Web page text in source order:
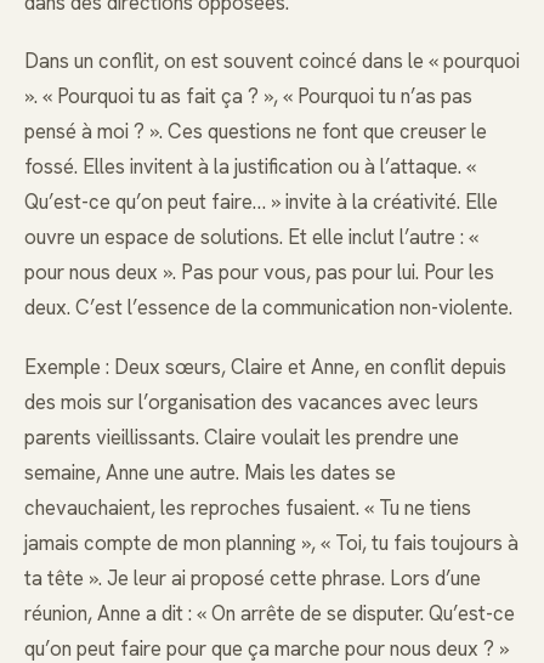
Dans un conflit, on est souvent coincé dans le « pourquoi
». « Pourquoi tu as fait ça ? », « Pourquoi tu n’as pas
pensé à moi ? ». Ces questions ne font que creuser le
fossé. Elles invitent à la justification ou à l’attaque. «
Qu’est-ce qu’on peut faire… » invite à la créativité. Elle
ouvre un espace de solutions. Et elle inclut l’autre : «
pour nous deux ». Pas pour vous, pas pour lui. Pour les
deux. C’est l’essence de la communication non-violente.
Exemple : Deux sœurs, Claire et Anne, en conflit depuis
des mois sur l’organisation des vacances avec leurs
parents vieillissants. Claire voulait les prendre une
semaine, Anne une autre. Mais les dates se
chevauchaient, les reproches fusaient. « Tu ne tiens
jamais compte de mon planning », « Toi, tu fais toujours à
ta tête ». Je leur ai proposé cette phrase. Lors d’une
réunion, Anne a dit : « On arrête de se disputer. Qu’est-ce
qu’on peut faire pour que ça marche pour nous deux ? »